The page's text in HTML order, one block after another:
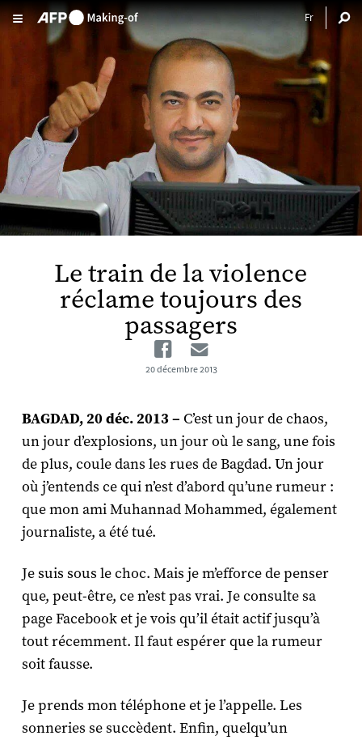
Aller au contenu principal
Le train de la violence
réclame toujours des
passagers
Facebook
20 décembre 2013
BAGDAD, 20 déc. 2013 – C’est un jour de chaos,
un jour d’explosions, un jour où le sang, une fois
de plus, coule dans les rues de Bagdad. Un jour
où j’entends ce qui n’est d’abord qu’une rumeur :
que mon ami Muhannad Mohammed, également
journaliste, a été tué.
Je suis sous le choc. Mais je m’efforce de penser
que, peut-être, ce n’est pas vrai. Je consulte sa
page Facebook et je vois qu’il était actif jusqu’à
tout récemment. Il faut espérer que la rumeur
soit fausse.
Je prends mon téléphone et je l’appelle. Les
sonneries se succèdent. Enfin, quelqu’un